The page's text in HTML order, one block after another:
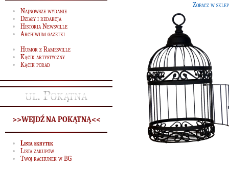
Najnowsze wydanie
Działy i redakcja
Historia Newsville
Archiwum gazetki
Humor z Ramesville
Kącik artystyczny
Kącik porad
ul. Pokątna
>>WEJDŹ NA POKĄTNĄ<<
Lista skrytek
Lista zakupów
Twój rachunek w BG
Zobacz w